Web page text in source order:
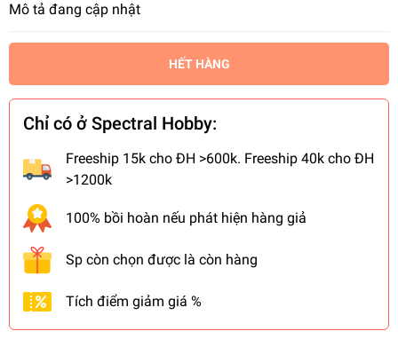
Mô tả đang cập nhật
HẾT HÀNG
Chỉ có ở Spectral Hobby:
Freeship 15k cho ĐH >600k. Freeship 40k cho ĐH
>1200k
100% bồi hoàn nếu phát hiện hàng giả
Sp còn chọn được là còn hàng
Tích điểm giảm giá %